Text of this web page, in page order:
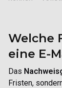
Welche
eine E-
Das
Fristen,